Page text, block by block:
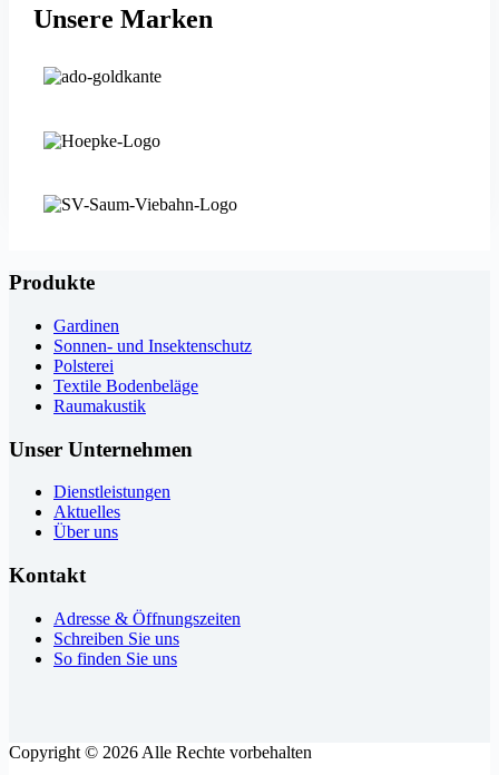
Unsere Marken
Produkte
Gardinen
Sonnen- und Insektenschutz
Polsterei
Textile Bodenbeläge
Raumakustik
Unser Unternehmen
Dienstleistungen
Aktuelles
Über uns
Kontakt
Adresse & Öffnungszeiten
Schreiben Sie uns
So finden Sie uns
Copyright © 2026 Alle Rechte vorbehalten